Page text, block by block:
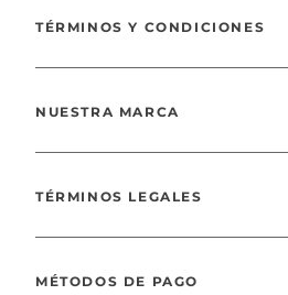
TÉRMINOS Y CONDICIONES
NUESTRA MARCA
TÉRMINOS LEGALES
MÉTODOS DE PAGO